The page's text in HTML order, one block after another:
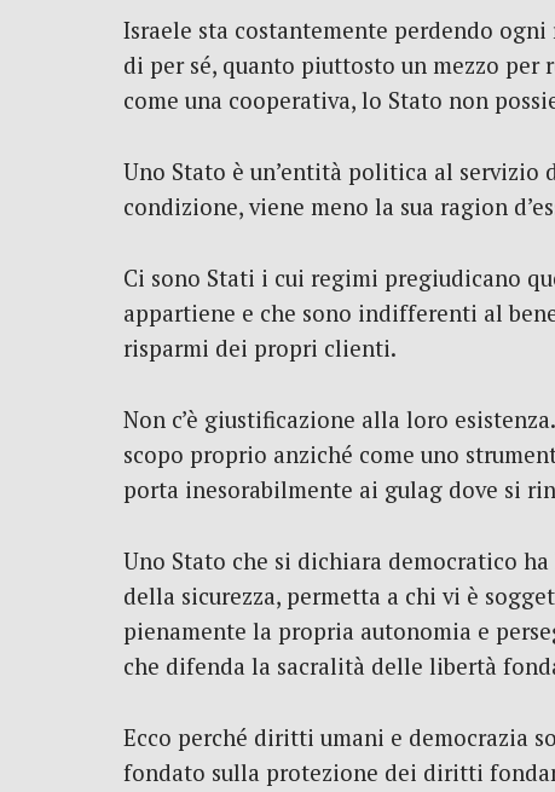
Israele sta costantemente perdendo
di per sé, quanto piuttosto un mezzo
come una cooperativa, lo Stato non
Uno Stato è un’entità politica al servizio
condizione, viene meno la sua ragion
Ci sono Stati i cui regimi pregiudicano
appartiene e che sono indifferenti al
risparmi dei propri clienti.
Non c’è giustificazione alla loro
scopo proprio anziché come uno
porta inesorabilmente ai gulag dove si
Uno Stato che si dichiara democratico
della sicurezza, permetta a chi vi è
pienamente la propria autonomia e
che difenda la sacralità delle libertà
Ecco perché diritti umani e democrazia
fondato sulla protezione dei diritti